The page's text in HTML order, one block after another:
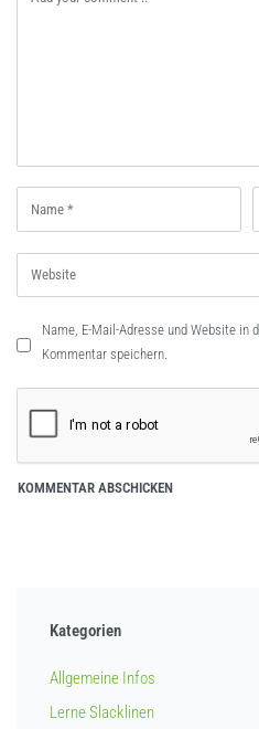
Name, E-Mail-Adresse und Website
Kommentar speichern.
Kategorien
Allgemeine Infos
Lerne Slacklinen